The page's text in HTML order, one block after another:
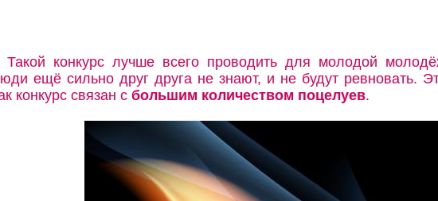
Такой конкурс лучше всего проводить для молодой
ещё сильно друг друга не знают, и не будут ревновать.
конкурс связан с большим количеством поцелуев.